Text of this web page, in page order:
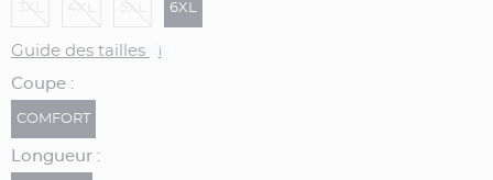
6XL
Guide des tailles i
Coupe :
COMFORT
Longueur :